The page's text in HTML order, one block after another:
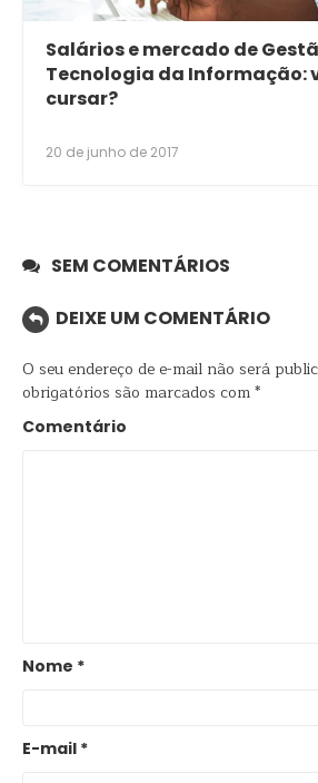
Salários e mercado de
Tecnologia da Informação:
cursar?
20 de junho de 2017
SEM COMENTÁRIOS
DEIXE UM COMENTÁRIO
O seu endereço de e-mail não será
obrigatórios são marcados com*
Comentário
Nome *
E-mail *